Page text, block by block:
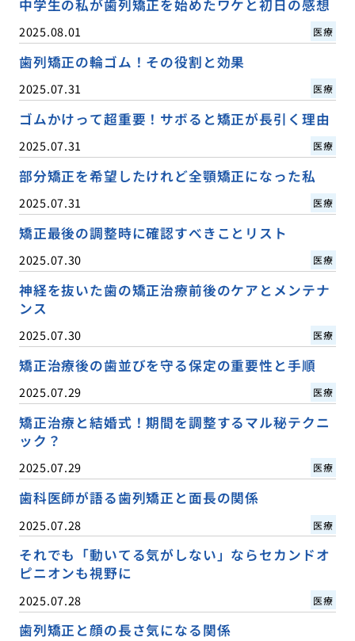
中学生の私が歯列矯正を始めたワケと初日の感想
2025.08.01 医療
歯列矯正の輪ゴム！その役割と効果
2025.07.31 医療
ゴムかけって超重要！サボると矯正が長引く理由
2025.07.31 医療
部分矯正を希望したけれど全顎矯正になった私
2025.07.31 医療
矯正最後の調整時に確認すべきことリスト
2025.07.30 医療
神経を抜いた歯の矯正治療前後のケアとメンテナ
ンス
2025.07.30 医療
矯正治療後の歯並びを守る保定の重要性と手順
2025.07.29 医療
矯正治療と結婚式！期間を調整するマル秘テクニ
ック？
2025.07.29 医療
歯科医師が語る歯列矯正と面長の関係
2025.07.28 医療
それでも「動いてる気がしない」ならセカンドオ
ピニオンも視野に
2025.07.28 医療
歯列矯正と顔の長さ気になる関係